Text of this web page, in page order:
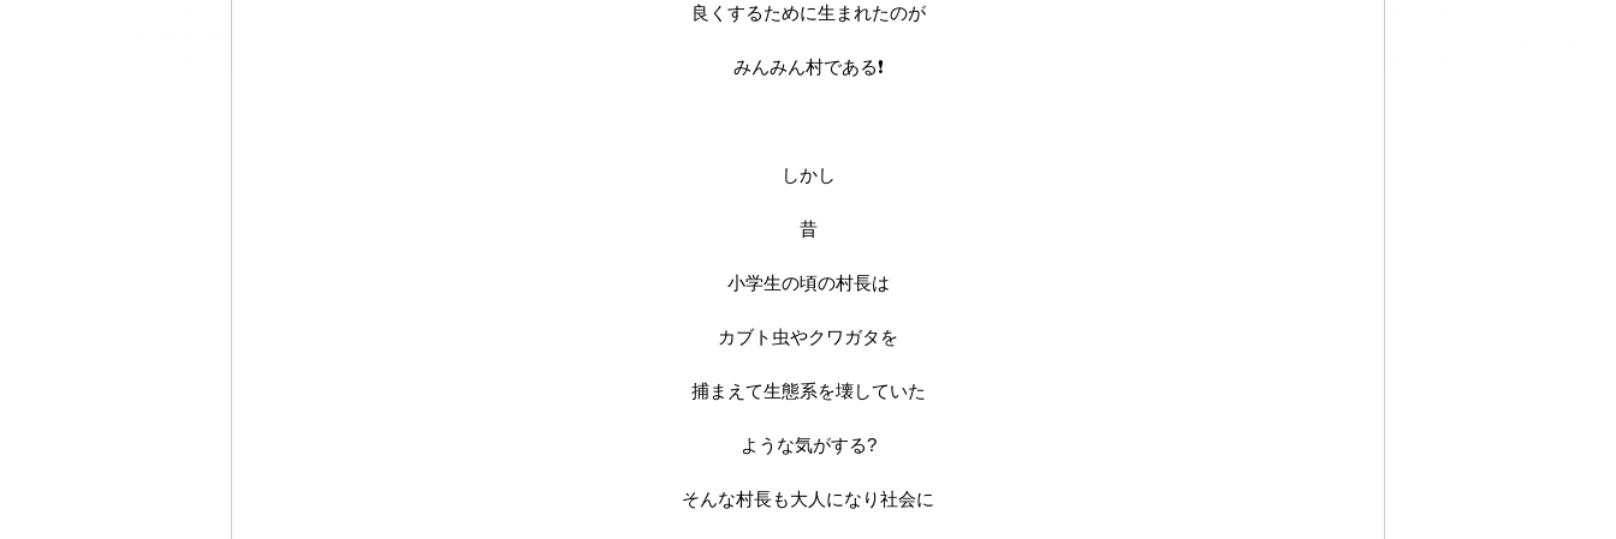
良くするために生まれたのが
みんみん村である❗
しかし
昔
小学生の頃の村長は
カブト虫やクワガタを
捕まえて生態系を壊していた
ような気がする?
そんな村長も大人になり社会に